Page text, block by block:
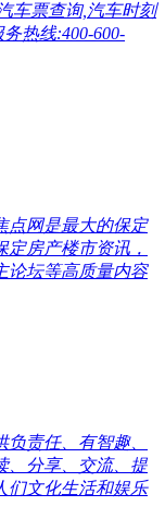
车票查询,汽车时刻
热线:400-600-
点网是最大的保定
房产楼市资讯，
论坛等高质量内容
责任、有智趣、
、分享、交流、提
们文化生活和娱乐